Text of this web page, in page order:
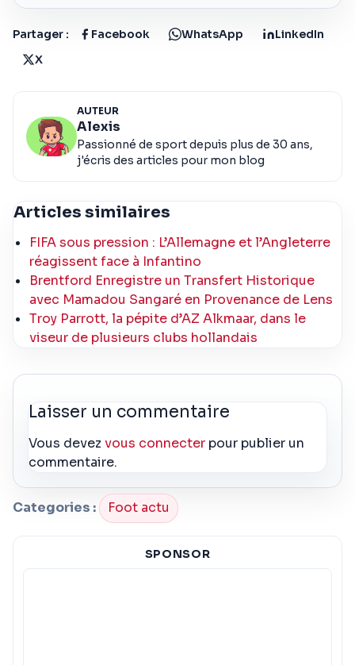
Partager : Facebook WhatsApp
LinkedIn
X
AUTEUR
Alexis
Passionné de sport depuis plus de 30 ans,
j'écris des articles pour mon blog
Articles similaires
FIFA sous pression : L’Allemagne et l’Angleterre
réagissent face à Infantino
Brentford Enregistre un Transfert Historique
avec Mamadou Sangaré en Provenance de Lens
Troy Parrott, la pépite d’AZ Alkmaar, dans le
viseur de plusieurs clubs hollandais
Laisser un commentaire
Vous devezvous connecter pour publier un
commentaire.
Categories : Foot actu
SPONSOR